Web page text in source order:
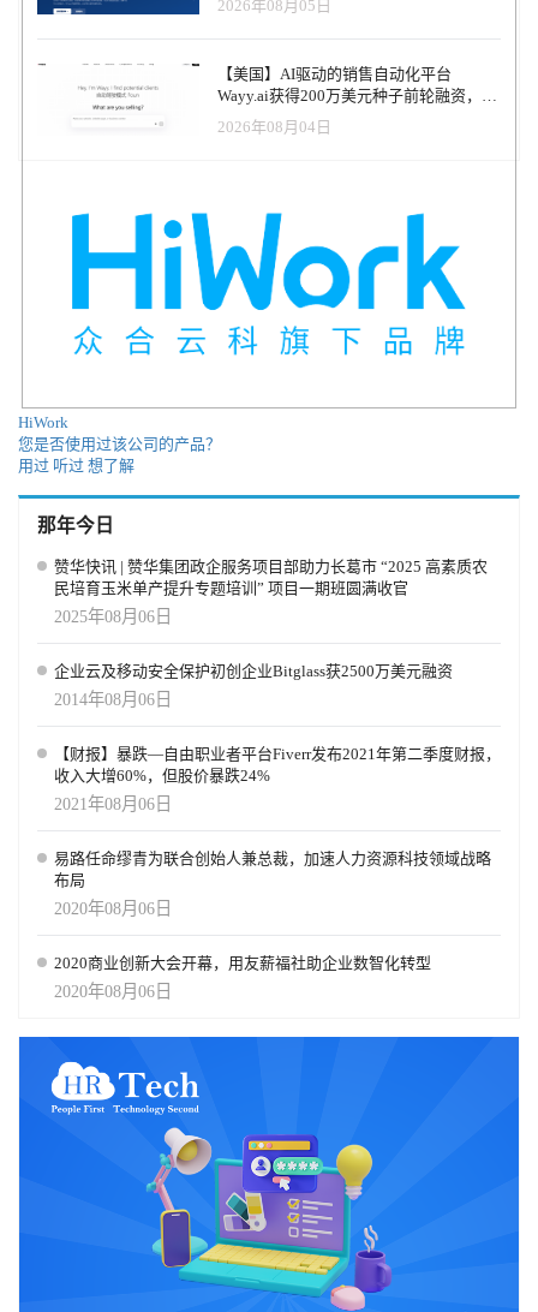
2026年08月05日
【美国】AI驱动的销售自动化平台
Wayy.ai获得200万美元种子前轮融资，并
推出可代为销售的AI联合创始人
2026年08月04日
HiWork
您是否使用过该公司的产品？
用过 听过 想了解
那年今日
赞华快讯 | 赞华集团政企服务项目部助力长葛市 “2025 高素质农
民培育玉米单产提升专题培训” 项目一期班圆满收官
2025年08月06日
企业云及移动安全保护初创企业Bitglass获2500万美元融资
2014年08月06日
【财报】暴跌—自由职业者平台Fiverr发布2021年第二季度财报，
收入大增60%，但股价暴跌24%
2021年08月06日
易路任命缪青为联合创始人兼总裁，加速人力资源科技领域战略
布局
2020年08月06日
2020商业创新大会开幕，用友薪福社助企业数智化转型
2020年08月06日